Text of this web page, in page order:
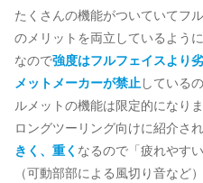
たくさんの機能がついていてフ
のメリットを両立しているよう
なので強度はフルフェイスより
メットメーカーが禁止している
ルメットの機能は限定的になりま
ロングツーリング向けに紹介さ
きく、重く なるので「疲れやす
（可動部部による風切り音など